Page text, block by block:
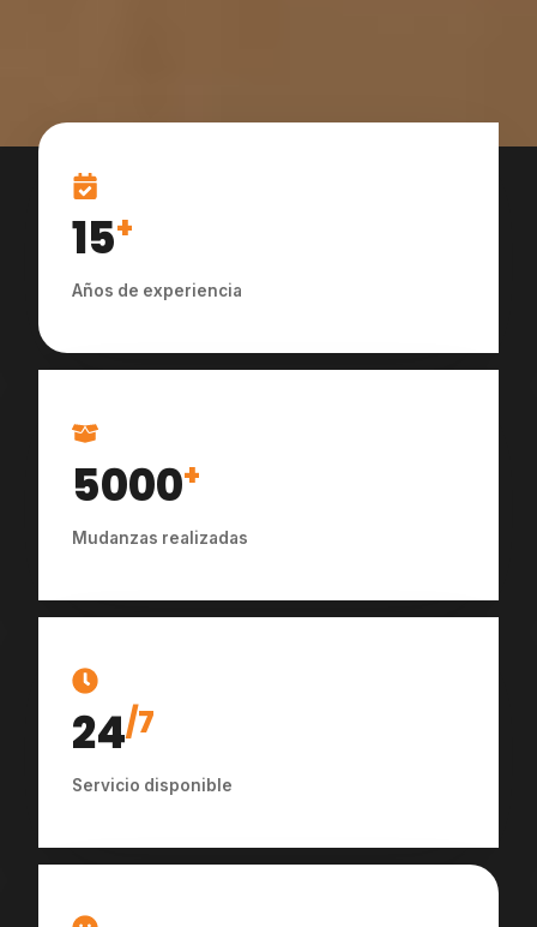
15+
Años de experiencia
5000+
Mudanzas realizadas
24/7
Servicio disponible